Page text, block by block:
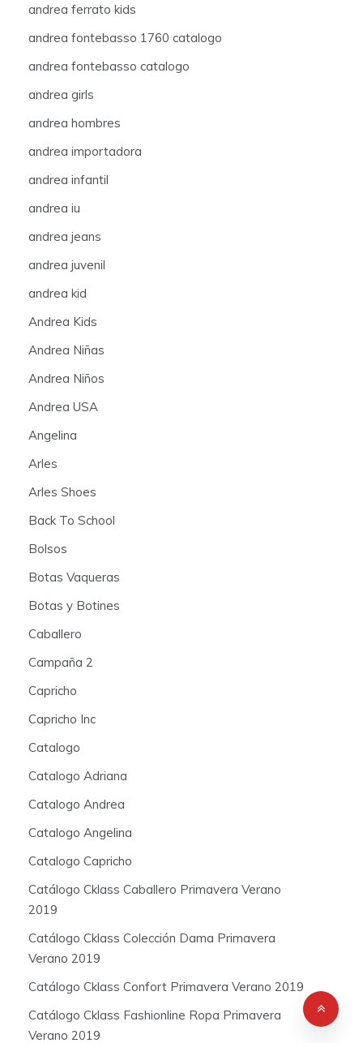
andrea ferrato kids
andrea fontebasso 1760 catalogo
andrea fontebasso catalogo
andrea girls
andrea hombres
andrea importadora
andrea infantil
andrea iu
andrea jeans
andrea juvenil
andrea kid
Andrea Kids
Andrea Niñas
Andrea Niños
Andrea USA
Angelina
Arles
Arles Shoes
Back To School
Bolsos
Botas Vaqueras
Botas y Botines
Caballero
Campaña 2
Capricho
Capricho Inc
Catalogo
Catalogo Adriana
Catalogo Andrea
Catalogo Angelina
Catalogo Capricho
Catálogo Cklass Caballero Primavera Verano
2019
Catálogo Cklass Colección Dama Primavera
Verano 2019
Catálogo Cklass Confort Primavera Verano 2019
Catálogo Cklass Fashionline Ropa Primavera
Verano 2019